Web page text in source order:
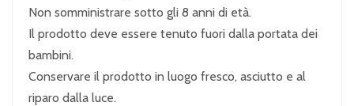
Non somministrare sotto gli 8 anni di età.
Il prodotto deve essere tenuto fuori dalla portata dei
bambini.
Conservare il prodotto in luogo fresco, asciutto e al
riparo dalla luce.